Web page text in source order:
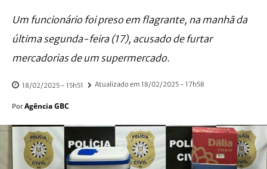
Um funcionário foi preso em flagrante, na manhã da
última segunda-feira (17), acusado de furtar
mercadorias de um supermercado.
18/02/2025 - 15h51 Atualizado em 18/02/2025 - 17h58
Por Agência GBC